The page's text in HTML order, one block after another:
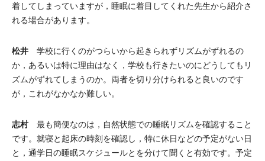
着してしまっていますが，睡眠に着目してくれた先生から紹介さ
れる場合があります。
松井 学校に行くのがつらいから起きられずリズムがずれるの
か，あるいは特に理由はなく，学校も行きたいのにどうしてもリ
ズムがずれてしまうのか。両者を切り分けられると良いのです
が，これがなかなか難しい。
志村最も簡便なのは，自然状態での睡眠リズムを確認すること
です。就寝と起床の時刻を確認し，特に休日などの予定がない日
と，通学日の睡眠スケジュールとを分けて聞くと有効です。予定